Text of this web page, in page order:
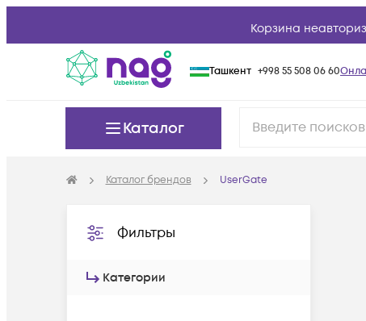
Корзина
Ташкент +998 55 508 06 60
Каталог
Каталог брендов UserGate
Фильтры
Категории